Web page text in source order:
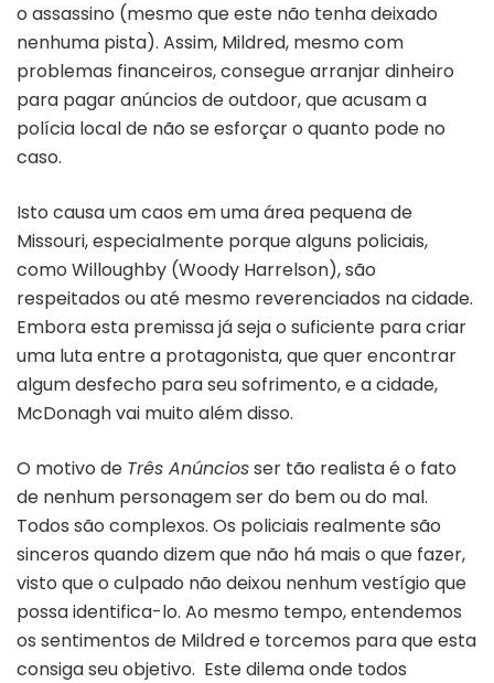
o assassino (mesmo que este não tenha deixado
nenhuma pista). Assim, Mildred, mesmo com
problemas financeiros, consegue arranjar dinheiro
para pagar anúncios de outdoor, que acusam a
polícia local de não se esforçar o quanto pode no
caso.
Isto causa um caos em uma área pequena de
Missouri, especialmente porque alguns policiais,
como Willoughby (Woody Harrelson), são
respeitados ou até mesmo reverenciados na cidade.
Embora esta premissa já seja o suficiente para criar
uma luta entre a protagonista, que quer encontrar
algum desfecho para seu sofrimento, e a cidade,
McDonagh vai muito além disso.
O motivo de Três Anúnciosser tão realista é o fato
de nenhum personagem ser do bem ou do mal.
Todos são complexos. Os policiais realmente são
sinceros quando dizem que não há mais o que fazer,
visto que o culpado não deixou nenhum vestígio que
possa identifica-lo. Ao mesmo tempo, entendemos
os sentimentos de Mildred e torcemos para que esta
consiga seu objetivo. Este dilema onde todos